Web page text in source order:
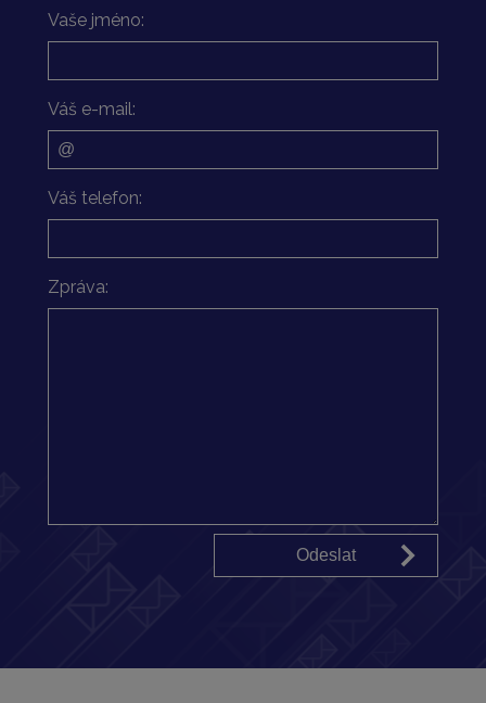
Vaše jméno:
Váš e-mail:
Váš telefon:
Zpráva: